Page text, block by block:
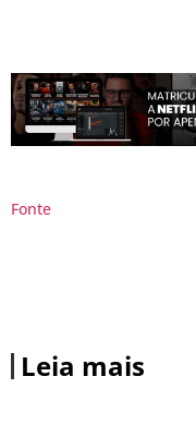
Fonte
Leia mais